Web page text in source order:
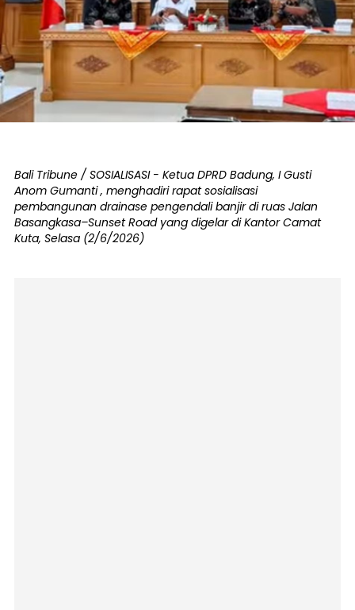
Bali Tribune / SOSIALISASI - Ketua DPRD Badung, I Gusti
Anom Gumanti , menghadiri rapat sosialisasi
pembangunan drainase pengendali banjir di ruas Jalan
Basangkasa–Sunset Road yang digelar di Kantor Camat
Kuta, Selasa (2/6/2026)